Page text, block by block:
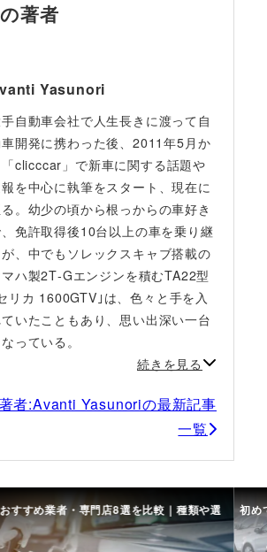
著者
Yasunori
自動車会社で人生長きに渡って自
開発に携わった後、2011年5月か
「clicccar」で新車に関する話題や
を中心に執筆をスタート、現在に
。幼少の頃から根っからの車好き
免許取得後10台以上の車を乗り継
が、中でもソレックスキャブ搭載の
ハ製2T‐Gエンジンを積むTA22型
リカ 1600GTV｣は、色々と手を入
いたこともあり、思い出深い一台
っている。
続きを見る
著者:Avanti Yasunoriの最新記事
一覧
すすめ業者・専門店8選を比較｜種類や選 初め